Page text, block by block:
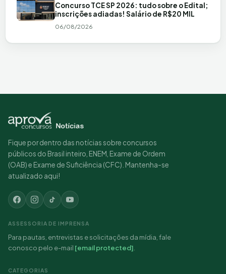
Concurso TCE SP 2026: tudo sobre o Edital;
inscrições adiadas! Salário de R$20 MIL
06/08/2026
Fique por dentro das notícias sobre concursos
públicos do Brasil inteiro, ENEM, Exame de Ordem
(OAB) e Exame de Suficiência (CFC). Mantenha-se
atualizado aqui!
ASSESSORIA DE IMPRENSA
Para pautas, entrevistas e solicitações da mídia, fale
conosco pelo e-mail [email protected]
CATEGORIAS